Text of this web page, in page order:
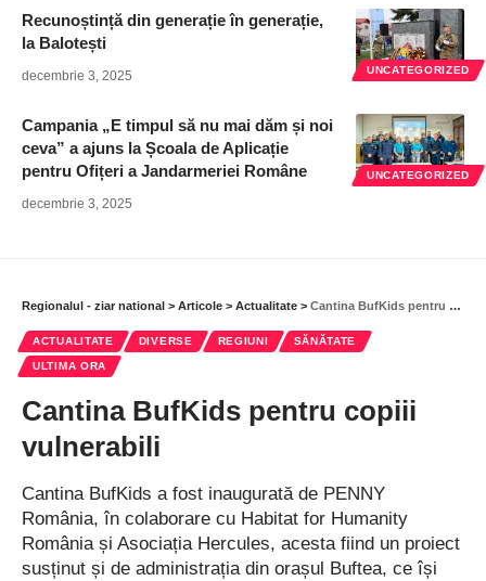
UNCATEGORIZED
Recunoștință din generație în generație,
la Balotești
decembrie 3, 2025
UNCATEGORIZED
Campania „E timpul să nu mai dăm și noi
ceva” a ajuns la Școala de Aplicație
pentru Ofițeri a Jandarmeriei Române
decembrie 3, 2025
Regionalul - ziar national > Articole > Actualitate > Cantina BufKids pentru copiii vulnerabili
ACTUALITATE DIVERSE REGIUNI SĂNĂTATE
ULTIMA ORA
Cantina BufKids pentru copiii
vulnerabili
Cantina BufKids a fost inaugurată de PENNY
România, în colaborare cu Habitat for Humanity
România și Asociația Hercules, acesta fiind un proiect
susținut și de administrația din orașul Buftea, ce își